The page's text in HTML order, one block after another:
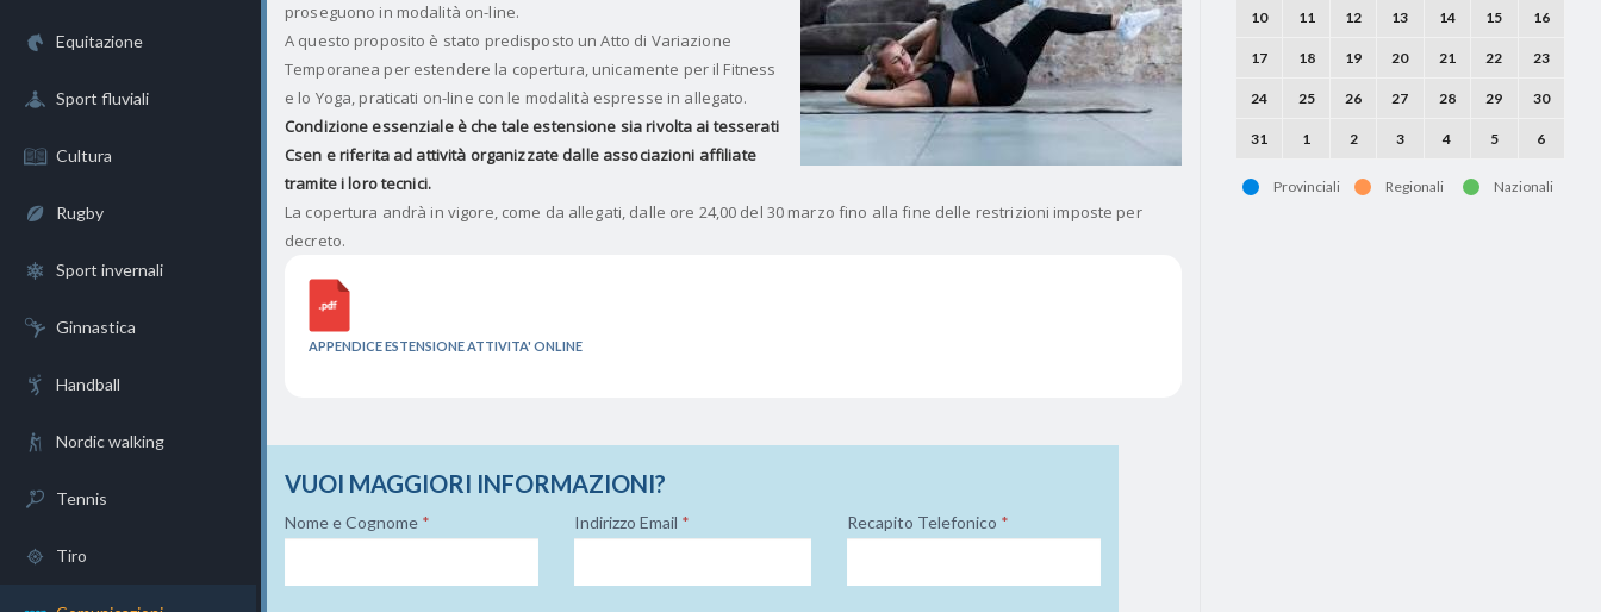
Equitazione
Sport fluviali
Cultura
Rugby
Sport invernali
Ginnastica
Handball
Nordic walking
Tennis
Tiro
proseguono in modalità on-line.
A questo proposito è stato predisposto un Atto di Variazione
Temporanea per estendere la copertura, unicamente per il Fitness
e lo Yoga, praticati on-line con le modalità espresse in allegato.
Condizione essenziale è che tale estensione sia rivolta ai tesserati
Csen e riferita ad attività organizzate dalle associazioni affiliate
tramite i loro tecnici.
La copertura andrà in vigore, come da allegati, dalle ore 24,00 del 30 marzo fino alla fine delle restrizioni imposte per
decreto.
APPENDICE ESTENSIONE ATTIVITA' ONLINE
VUOI MAGGIORI INFORMAZIONI?
Nome e Cognome * Indirizzo Email * Recapito Telefonico *
10 11 12 13 14 15 16
17 18 19 20 21 22 23
24 25 26 27 28 29 30
31 1 2 3 4 5 6
Provinciali Regionali Nazionali